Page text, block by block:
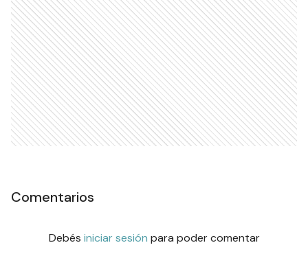
Comentarios
Debés iniciar sesión para poder comentar